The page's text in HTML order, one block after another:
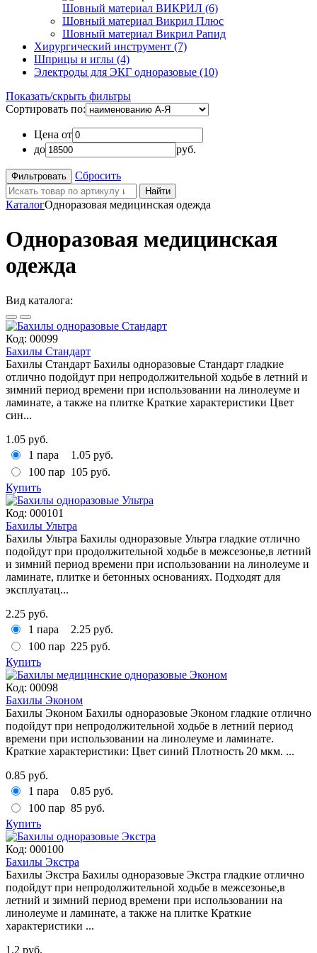
Шовный материал ВИКРИЛ (6)
Шовный материал Викрил Плюс
Шовный материал Викрил Рапид
Хирургический инструмент (7)
Шприцы и иглы (4)
Электроды для ЭКГ одноразовые (10)
Показать/скрыть фильтры
Сортировать по:
Цена от
до
руб.
Сбросить
Найти
КаталогОдноразовая медицинская одежда
Одноразовая медицинская
одежда
Вид каталога:
Код: 00099
Бахилы Стандарт
Бахилы Стандарт Бахилы одноразовые Стандарт гладкие
отлично подойдут при непродолжительной ходьбе в летний и
зимний период времени при использовании на линолеуме и
ламинате, а также на плитке Краткие характеристики Цвет
син...
1.05 руб.
1 пара
1.05 руб.
100 пар 105 руб.
Купить
Код: 000101
Бахилы Ультра
Бахилы Ультра Бахилы одноразовые Ультра гладкие отлично
подойдут при продолжительной ходьбе в межсезонье,в летний
и зимний период времени при использовании на линолеуме и
ламинате, плитке и бетонных основаниях. Подходят для
эксплуатац...
2.25 руб.
1 пара
2.25 руб.
100 пар 225 руб.
Купить
Код: 00098
Бахилы Эконом
Бахилы Эконом Бахилы одноразовые Эконом гладкие отлично
подойдут при непродолжительной ходьбе в летний период
времени при использовании на линолеуме и ламинате.
Краткие характеристики: Цвет синий Плотность 20 мкм. ...
0.85 руб.
1 пара
0.85 руб.
100 пар 85 руб.
Купить
Код: 000100
Бахилы Экстра
Бахилы Экстра Бахилы одноразовые Экстра гладкие отлично
подойдут при непродолжительной ходьбе в межсезонье,в
летний и зимний период времени при использовании на
линолеуме и ламинате, а также на плитке Краткие
характеристики ...
1.2 руб.